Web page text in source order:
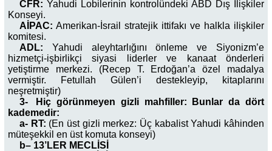
CFR: Yahudi Lobilerinin kontrolündeki ABD Dış İlişkiler
Konseyi.
AİPAC: Amerikan-İsrail stratejik ittifakı ve halkla ilişkiler
komitesi.
ADL: Yahudi aleyhtarlığını önleme ve Siyonizm’e
hizmetçi-işbirlikçi siyasi liderler ve kanaat önderleri
yetiştirme merkezi. (Recep T. Erdoğan’a özel madalya
vermiştir. Fetullah Gülen’i destekleyip, kitaplarını
neşretmiştir)
3-
Hiç görünmeyen gizli mahfiller: Bunlar da dört
kademedir:
a- RT: (En üst gizli merkez: Üç kabalist Yahudi kâhinden
müteşekkil en üst komuta konseyi)
b– 13’LER MECLİSİ